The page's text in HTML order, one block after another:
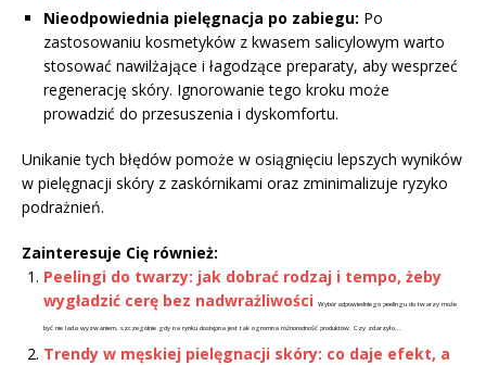
Nieodpowiednia pielęgnacja po zabiegu: Po
zastosowaniu kosmetyków z kwasem salicylowym warto
stosować nawilżające i łagodzące preparaty, aby wesprzeć
regenerację skóry. Ignorowanie tego kroku może
prowadzić do przesuszenia i dyskomfortu.
Unikanie tych błędów pomoże w osiągnięciu lepszych wyników
w pielęgnacji skóry z zaskórnikami oraz zminimalizuje ryzyko
podrażnień.
Zainteresuje Cię również:
Peelingi do twarzy: jak dobrać rodzaj i tempo, żeby
wygładzić cerę bez nadwrażliwości
Wybór odpowiedniego peelingu do twarzy może
być nie lada wyzwaniem, szczególnie gdy na rynku dostępna jest tak ogromna różnorodność produktów. Czy zdarzyło...
Trendy w męskiej pielęgnacji skóry: co daje efekt, a